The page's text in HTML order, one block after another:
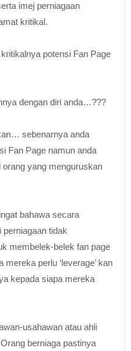
imej perniagaan
kritikal.
potensi Fan Page
dengan diri anda…???
sebenarnya anda
Fan Page namun anda
yang menguruskan
bahawa secara
perniagaan tidak
membelek-belek fan page
perlu ‘leverage’ kan
kepada siapa mereka
usahawan atau ahli
berniaga pastinya